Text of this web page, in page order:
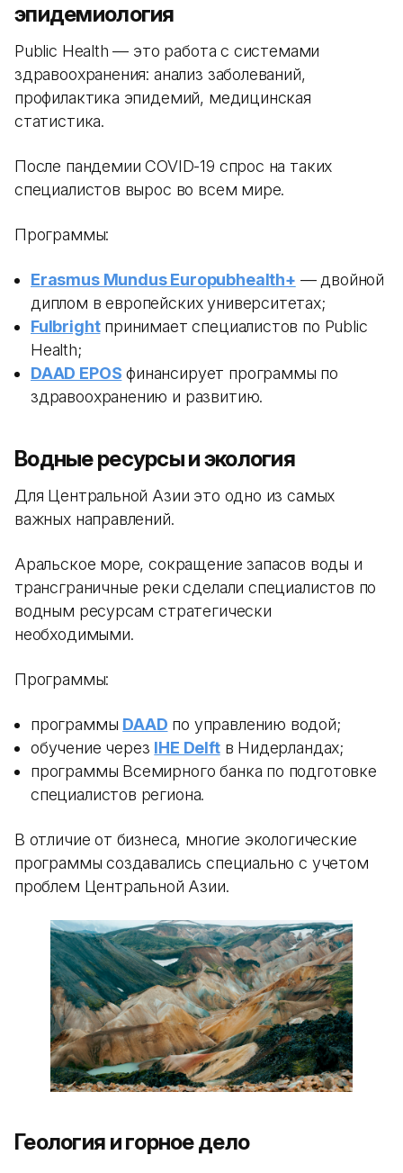
эпидемиология
Public Health — это работа с системами
здравоохранения: анализ заболеваний,
профилактика эпидемий, медицинская
статистика.
После пандемии COVID-19 спрос на таких
специалистов вырос во всем мире.
Программы:
Erasmus Mundus Europubhealth+ — двойной
диплом в европейских университетах;
Fulbrightпринимает специалистов по Public
Health;
DAAD EPOS финансирует программы по
здравоохранению и развитию.
Водные ресурсы и экология
Для Центральной Азии это одно из самых
важных направлений.
Аральское море, сокращение запасов воды и
трансграничные реки сделали специалистов по
водным ресурсам стратегически
необходимыми.
Программы:
программы DAAD по управлению водой;
обучение через IHE Delftв Нидерландах;
программы Всемирного банка по подготовке
специалистов региона.
В отличие от бизнеса, многие экологические
программы создавались специально с учетом
проблем Центральной Азии.
Геология и горное дело